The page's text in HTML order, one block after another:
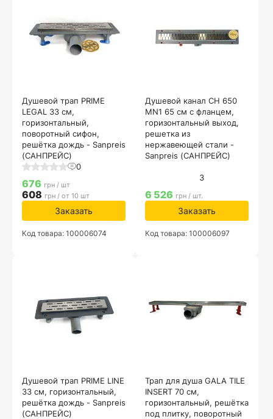
Душевой трап PRIME
LEGAL 33 см,
горизонтальный,
поворотный сифон,
решётка дождь - Sanpreis
(САНПРЕЙС)
0
676 грн / шт
608 грн / от 10 шт
Заказать
Код товара: 100006074
Душевой канал CH 650
MN1 65 см с фланцем,
горизонтальный выход,
решетка из
нержавеющей стали -
Sanpreis (САНПРЕЙС)
3
6 526 грн / шт.
Заказать
Код товара: 100006097
Душевой трап PRIME LINE
33 см, горизонтальный,
решётка дождь - Sanpreis
(САНПРЕЙС)
Трап для душа GALA TILE
INSERT 70 см,
горизонтальный, решётка
под плитку, поворотный